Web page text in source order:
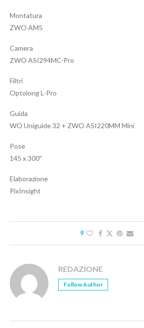
Montatura
ZWO AM5
Camera
ZWO ASI294MC-Pro
Filtri
Optolong L-Pro
Guida
WO Uniguide 32 + ZWO ASI220MM Mini
Pose
145 x 300″
Elaborazione
PixInsight
9
REDAZIONE
Follow Author